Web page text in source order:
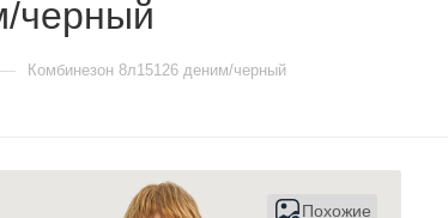
черный
Комбинезон 8л15126 деним/черный
Похожие